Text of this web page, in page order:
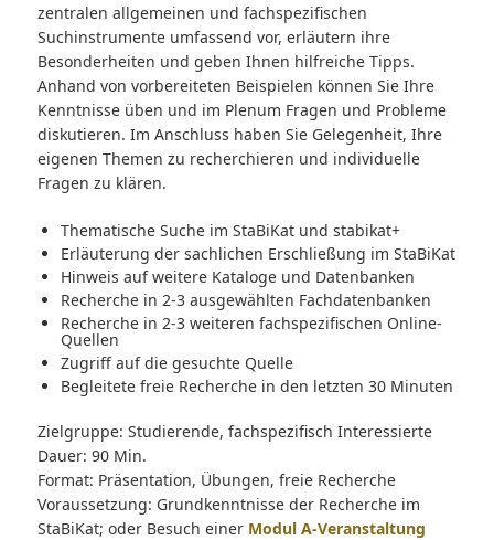
zentralen allgemeinen und fachspezifischen
Suchinstrumente umfassend vor, erläutern ihre
Besonderheiten und geben Ihnen hilfreiche Tipps.
Anhand von vorbereiteten Beispielen können Sie Ihre
Kenntnisse üben und im Plenum Fragen und Probleme
diskutieren. Im Anschluss haben Sie Gelegenheit, Ihre
eigenen Themen zu recherchieren und individuelle
Fragen zu klären.
Thematische Suche im StaBiKat und stabikat+
Erläuterung der sachlichen Erschließung im StaBiKat
Hinweis auf weitere Kataloge und Datenbanken
Recherche in 2-3 ausgewählten Fachdatenbanken
Recherche in 2-3 weiteren fachspezifischen Online-
Quellen
Zugriff auf die gesuchte Quelle
Begleitete freie Recherche in den letzten 30 Minuten
Zielgruppe: Studierende, fachspezifisch Interessierte
Dauer: 90 Min.
Format: Präsentation, Übungen, freie Recherche
Voraussetzung: Grundkenntnisse der Recherche im
StaBiKat; oder Besuch einer Modul A-Veranstaltung